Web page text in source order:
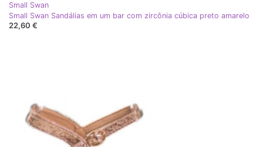
Small Swan
Small Swan Sandálias em um bar com zircônia cúbica preto amarelo
22,60 €